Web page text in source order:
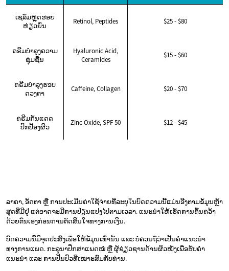
ເຊລັ່ມຫຼຸດຮອຍ
ຫ່ຽວຍົ່ນ
Retinol, Peptides $25 - $80
ຄຣີມບຳລຸງຄວາມ
ຊຸ່ມຊື່ນ
Hyaluronic Acid,
Ceramides
$15 - $60
ຄຣີມບຳລຸງຮອບ
ດວງຕາ
Caffeine, Collagen $20 - $70
ຄຣີມກັນແດດ
ປົກປ້ອງຜິວ
Zinc Oxide, SPF 50 $12 - $45
ລາຄາ, ອັດຕາ ຫຼື ການປະເມີນຄ່າໃຊ້ຈ່າຍທີ່ລະບຸໃນບົດຄວາມນີ້ແມ່ນອີງຕາມຂໍ້ມູນຫຼ້າ
ສຸດທີ່ມີຢູ່ ແຕ່ອາດຈະມີການປ່ຽນແປງໄປຕາມເວລາ. ແນະນຳໃຫ້ເຮັດການຄົ້ນຄວ້າ
ດ້ວຍຕົນເອງກ່ອນການຕັດສິນໃຈທາງການເງິນ.
ບົດຄວາມນີ້ມີຈຸດປະສົງເພື່ອໃຫ້ຂໍ້ມູນເທົ່ານັ້ນ ແລະ ບໍ່ຄວນຖືວ່າເປັນຄຳແນະນຳ
ທາງການແພດ. ກະລຸນາປຶກສາແພດໝໍ ຫຼື ຜູ້ຊ່ຽວຊານດ້ານຜິວໜັງເພື່ອຮັບຄຳ
ແນະນຳ ແລະ ການປິ່ນປົວທີ່ເໝາະສົມກັບທ່ານ.